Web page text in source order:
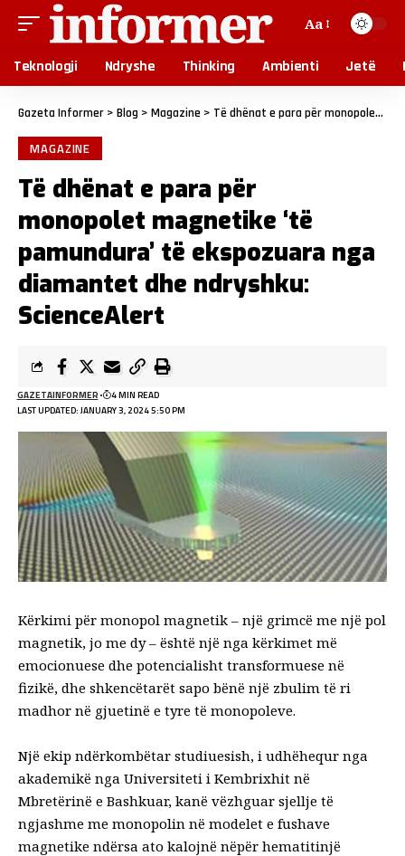
Aa
Teknologji Ndryshe Thinking Ambienti Jetë
Gazeta Informer > Blog > Magazine > Të dhënat e para për monopolet magnetike ‘të pamundura’ të ekspozuara nga diamantet dhe ndryshku: ScienceAlert
MAGAZINE
Të dhënat e para për
monopolet magnetike ‘të
pamundura’ të ekspozuara nga
diamantet dhe ndryshku:
ScienceAlert
LAST UPDATED: JANUARY 3, 2024 5:50 PM
GAZETAINFORMER 4 MIN READ
Kërkimi për monopol magnetik – një grimcë me një pol
magnetik, jo me dy – është një nga kërkimet më
emocionuese dhe potencialisht transformuese në
fizikë, dhe shkencëtarët sapo bënë një zbulim të ri
madhor në gjuetinë e tyre të monopoleve.
Një ekip ndërkombëtar studiuesish, i udhëhequr nga
akademikë nga Universiteti i Kembrixhit në
Mbretërinë e Bashkuar, kanë vëzhguar sjellje të
ngjashme me monopolin në modelet e fushave
magnetike ndërsa ato kalojnë nëpër hematitinjë